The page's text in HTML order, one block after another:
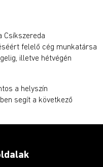
Csíkszereda
felelő cég munkatársa
illetve hétvégén
a helyszín
segít a következő